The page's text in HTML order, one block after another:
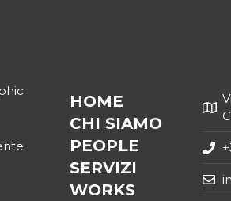
HOME
CHI SIAMO
PEOPLE
SERVIZI
WORKS